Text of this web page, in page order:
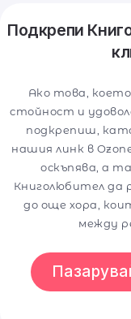
Подкрепи
Ако това,
стойност и
подкрепиш,
нашия линк в
оскъпява, а
Книголюбител да
до още хора,
между